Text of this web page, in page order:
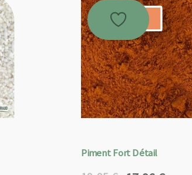
Promo !
Piment Fort Détail